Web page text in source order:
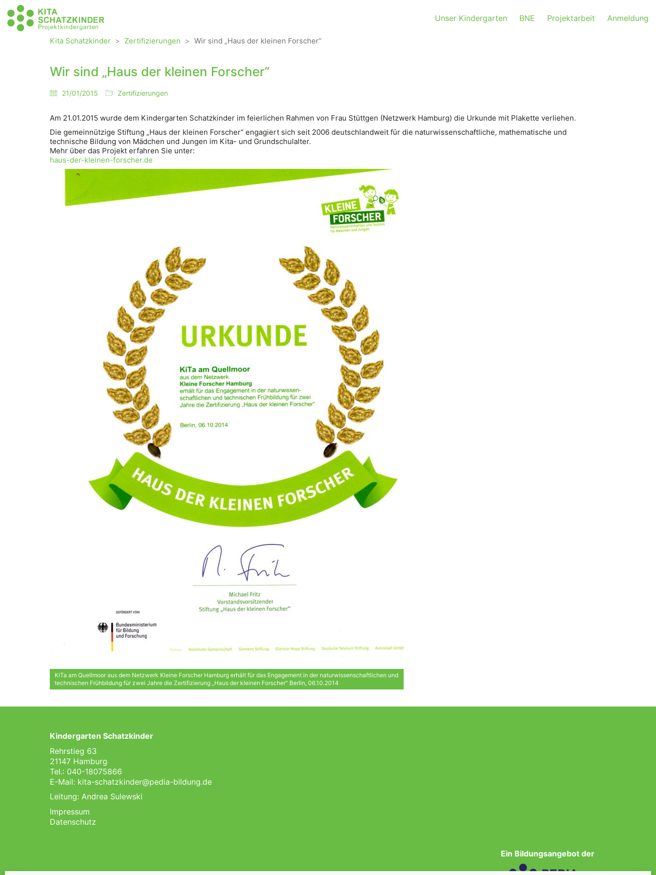
Unser Kindergarten BNE Projektarbeit Anmeldung
Kita Schatzkinder > Zertifizierungen > Wir sind „Haus der kleinen Forscher“
Wir sind „Haus der kleinen Forscher“
21/01/2015 Zertifizierungen
Am 21.01.2015 wurde dem Kindergarten Schatzkinder im feierlichen Rahmen von Frau Stüttgen (Netzwerk Hamburg) die Urkunde mit Plakette verliehen.
Die gemeinnützige Stiftung „Haus der kleinen Forscher“ engagiert sich seit 2006 deutschlandweit für die naturwissenschaftliche, mathematische und
technische Bildung von Mädchen und Jungen im Kita- und Grundschulalter.
Mehr über das Projekt erfahren Sie unter:
haus-der-kleinen-forscher.de
KiTa am Quellmoor aus dem Netzwerk Kleine Forscher Hamburg erhält für das Engagement in der naturwissenschaftlichen und
technischen Frühbildung für zwei Jahre die Zertifizierung „Haus der kleinen Forscher“ Berlin, 06.10.2014
Kindergarten Schatzkinder
Rehrstieg 63
21147 Hamburg
Tel.: 040-18075866
E-Mail: kita-schatzkinder@pedia-bildung.de
Leitung: Andrea Sulewski
Impressum
Datenschutz
Ein Bildungsangebot der